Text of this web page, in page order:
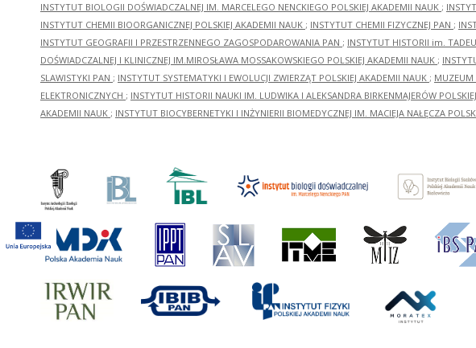
INSTYTUT BIOLOGII DOŚWIADCZALNEJ IM. MARCELEGO NENCKIEGO POLSKIEJ AKADEMII NAUK ;
INSTYTUT CHEMII BIOORGANICZNEJ POLSKIEJ AKADEMII NAUK ; INSTYTUT CHEMII FIZYCZNEJ PAN ;
INSTYTUT GEOGRAFII I PRZESTRZENNEGO ZAGOSPODAROWANIA PAN ; INSTYTUT HISTORII im.
DOŚWIADCZALNEJ I KLINICZNEJ IM.MIROSŁAWA MOSSAKOWSKIEGO POLSKIEJ AKADEMII NAUK ;
SLAWISTYKI PAN ; INSTYTUT SYSTEMATYKI I EWOLUCJI ZWIERZĄT POLSKIEJ AKADEMII NAUK ; MUZEUM
ELEKTRONICZNYCH ; INSTYTUT HISTORII NAUKI IM. LUDWIKA I ALEKSANDRA BIRKENMAJERÓW
AKADEMII NAUK ; INSTYTUT BIOCYBERNETYKI I INŻYNIERII BIOMEDYCZNEJ IM. MACIEJA NAŁĘCZA